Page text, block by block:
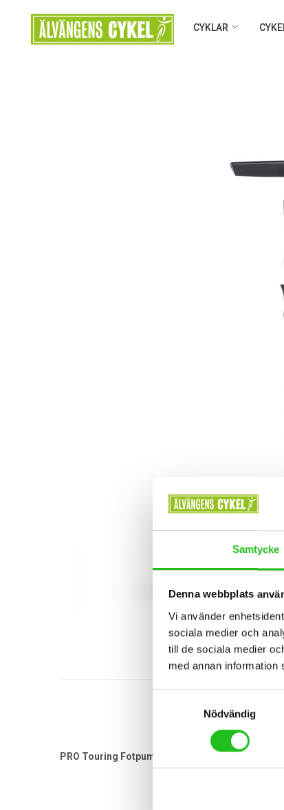
Samtycke
Denna webbplats
Vi använder
sociala medier och
till de sociala medier
med annan information
Nödvändig
CYKLAR
PRO Touring Fotpump passar alla 3 ventiler och